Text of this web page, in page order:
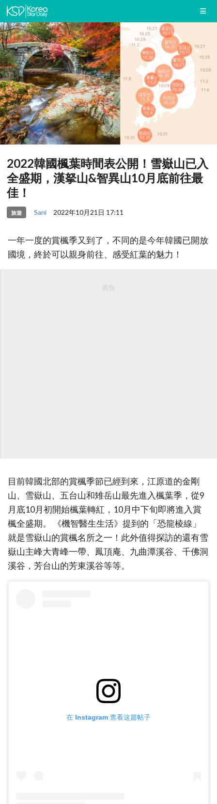
2022韓國楓葉時間表公開！雪嶽山已入
全盛期，漢拏山&智異山10月底前往最
佳！
旅遊 Sani 2022年10月21日 17:11
一年一度的賞楓季又到了，不同的是今年韓國已開放
國境，終於可以親身前往、感受紅葉的魅力！
廣告
目前韓國北部的賞楓季節已經到來，江原道的金剛
山、雪嶽山、五台山和雉岳山最先進入楓葉季，從9
月底10月初開始楓葉轉紅，10月中下旬即將進入賞
楓全盛期。 《機智醫生生活》提到的「恐龍棱線」
就是雪嶽山的賞楓名所之一！此外值得探訪的還有雪
嶽山主峰大青峰一帶、鳳頂庵、九曲潭溪谷、千佛洞
溪谷，芳台山的芳東溪谷等等。
在 Instagram 查看这篇帖子